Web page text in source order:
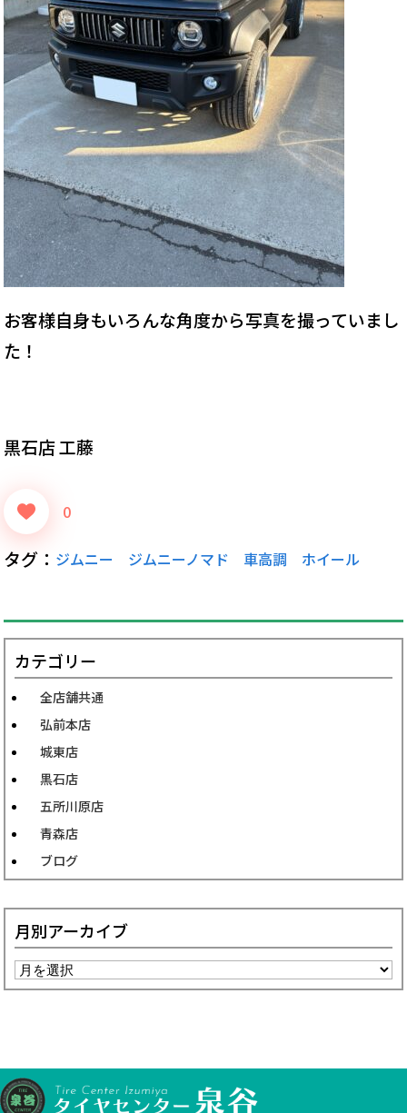
お客様自身もいろんな角度から写真を撮っていまし
た！
黒石店 工藤
0
タグ： ジムニー ジムニーノマド 車高調 ホイール
カテゴリー
全店舗共通
弘前本店
城東店
黒石店
五所川原店
青森店
ブログ
月別アーカイブ